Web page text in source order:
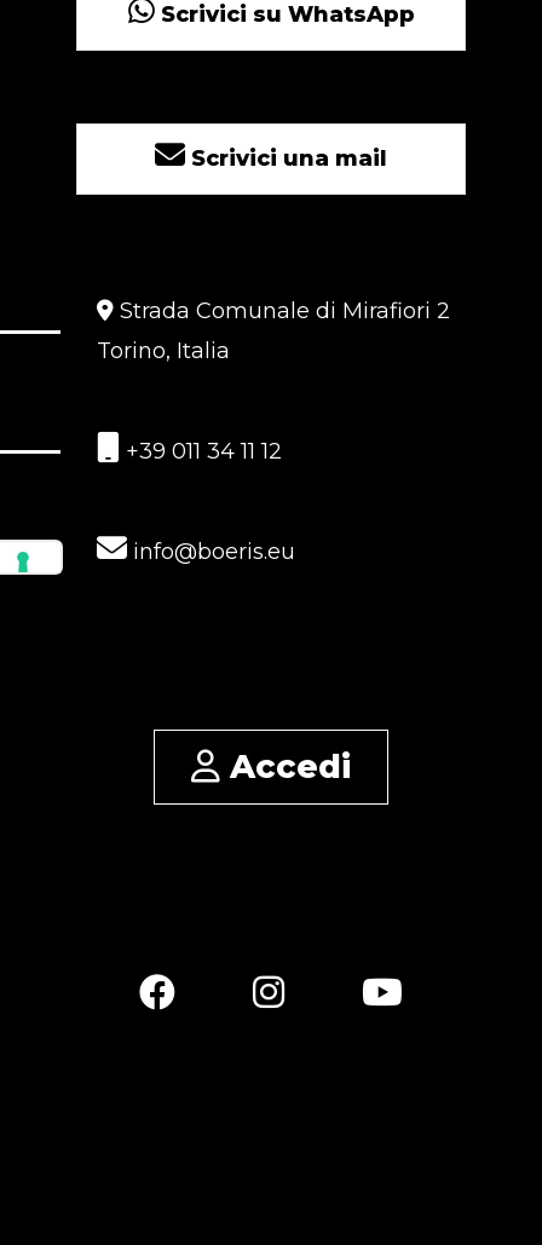
Scrivici su WhatsApp
Scrivici una mail
Strada Comunale di Mirafiori 2
Torino, Italia
+39 011 34 11 12
info@boeris.eu
Accedi